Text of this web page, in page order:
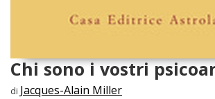
Chi sono i vostri
di Jacques-Alain Miller